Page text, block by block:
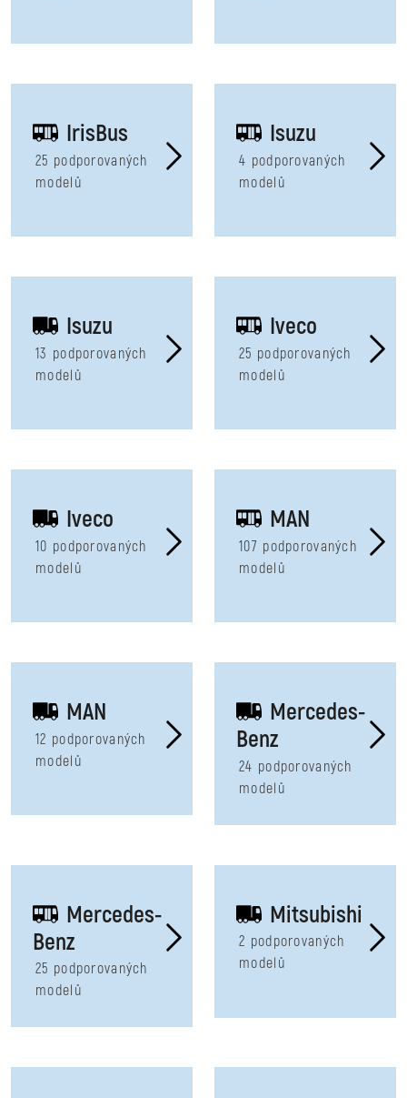
IrisBus
25 podporovaných
modelů
Isuzu
4 podporovaných
modelů
Isuzu
13 podporovaných
modelů
Iveco
25 podporovaných
modelů
Iveco
10 podporovaných
modelů
MAN
107 podporovaných
modelů
MAN
12 podporovaných
modelů
Mercedes-
Benz
24 podporovaných
modelů
Mercedes-
Benz
25 podporovaných
modelů
Mitsubishi
2 podporovaných
modelů